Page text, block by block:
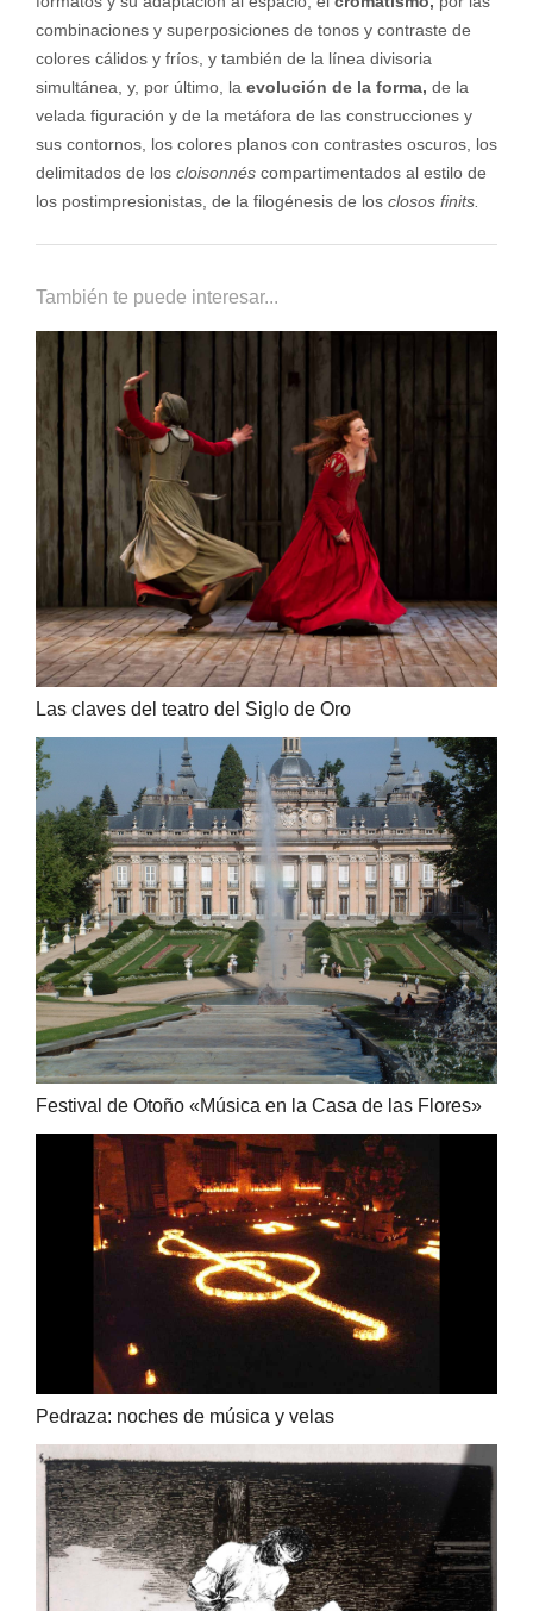
combinaciones y superposiciones de tonos y contraste de
colores cálidos y fríos, y también de la línea divisoria
simultánea, y, por último, la evolución de la forma, de la
velada figuración y de la metáfora de las construcciones y
sus contornos, los colores planos con contrastes oscuros, los
delimitados de los cloisonnéscompartimentados al estilo de
los postimpresionistas, de la filogénesis de los closos finits.
También te puede interesar...
Las claves del teatro del Siglo de Oro
Festival de Otoño «Música en la Casa de las Flores»
Pedraza: noches de música y velas